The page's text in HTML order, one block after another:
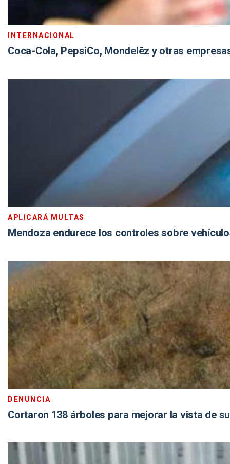
INTERNACIONAL
Coca-Cola, PepsiCo, Mondelēz y otras
APLICARÁ MULTAS
Mendoza endurece los controles sobre
DENUNCIA
Cortaron 138 árboles para mejorar la vista de